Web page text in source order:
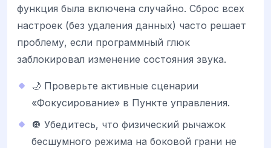
функция была включена случайно. Сброс всех
настроек (без удаления данных) часто решает
проблему, если программный глюк
заблокировал изменение состояния звука.
🌙 Проверьте активные сценарии
«Фокусирование» в Пункте управления.
🔘 Убедитесь, что физический рычажок
бесшумного режима на боковой грани не